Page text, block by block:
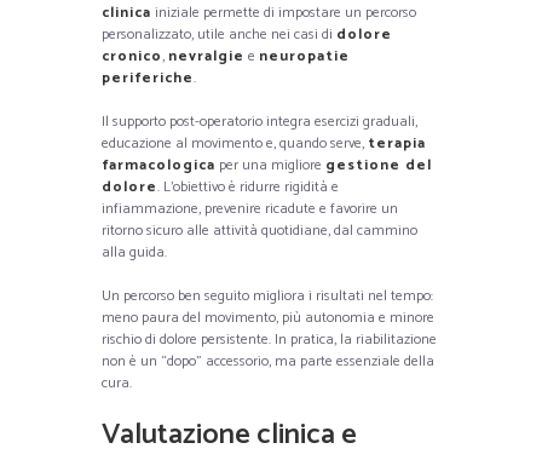
clinica iniziale permette di impostare un percorso
personalizzato, utile anche nei casi di dolore
cronico, nevralgie e neuropatie
periferiche.
Il supporto post-operatorio integra esercizi graduali,
educazione al movimento e, quando serve, terapia
farmacologica per una migliore gestione del
dolore. L’obiettivo è ridurre rigidità e
infiammazione, prevenire ricadute e favorire un
ritorno sicuro alle attività quotidiane, dal cammino
alla guida.
Un percorso ben seguito migliora i risultati nel tempo:
meno paura del movimento, più autonomia e minore
rischio di dolore persistente. In pratica, la riabilitazione
non è un “dopo” accessorio, ma parte essenziale della
cura.
Valutazione clinica e